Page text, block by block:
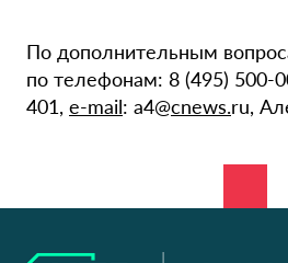
По дополнительным
по телефонам: 8 (495) 500-
401, e-mail: a4@cnews.ru,